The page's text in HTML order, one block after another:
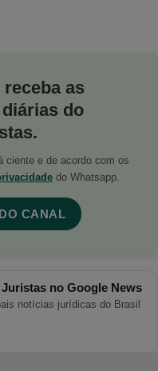
as
do
ciente e de acordo com os
do Whatsapp.
CANAL
no Google News
notícias jurídicas do Brasil